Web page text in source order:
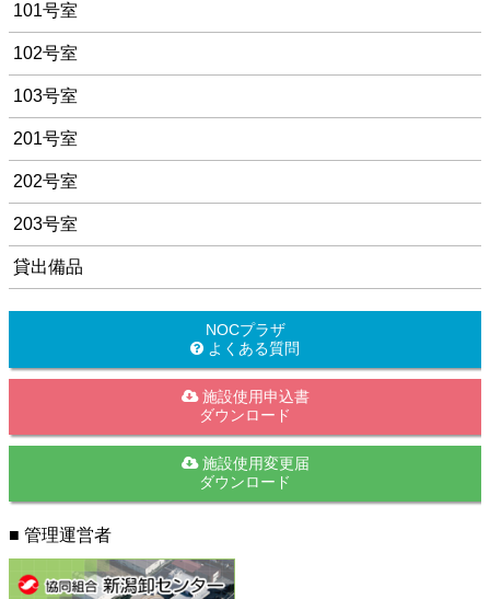
101号室
102号室
103号室
201号室
202号室
203号室
貸出備品
NOCプラザ
よくある質問
施設使用申込書
ダウンロード
施設使用変更届
ダウンロード
■ 管理運営者